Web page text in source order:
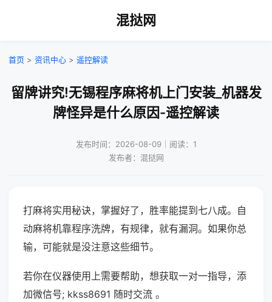
混挞网
首页 > 资讯中心 > 遥控解读
留牌讲究!无锡程序麻将机上门安装_机器发
牌怪异是什么原因-遥控解读
发布时间：2026-08-09｜阅读：1
发布者：混挞网
打麻将实用秘诀，掌握好了，胜率能提到七八成。自
动麻将机靠程序洗牌，有规律，就有漏洞。如果你总
输，可能就是没注意这些细节。
若你在仪器使用上需要帮助，想获取一对一指导，添
加微信号; kkss8691 随时交流 。